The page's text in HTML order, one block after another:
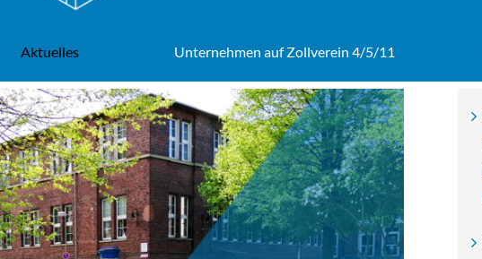
Aktuelles Unternehmen auf Zollverein 4/5/11